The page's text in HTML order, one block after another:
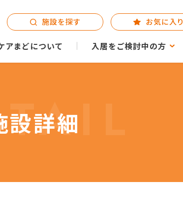
アまどについて 入居をご検討中の方
施設を探す お気に入り
設詳細